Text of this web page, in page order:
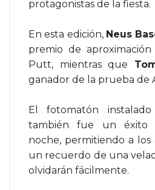
protagonistas de la fiesta.
En esta edición, Neus
premio de
Putt, mientras que
ganador de la prueba de
El fotomatón
también fue un éxito
noche, permitiendo a los
un recuerdo de una
olvidarán fácilmente.